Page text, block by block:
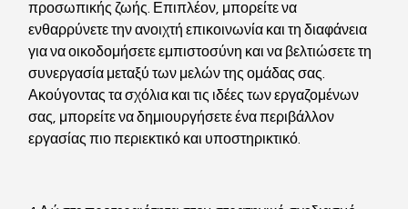
προσωπικής ζωής. Επιπλέον, μπορείτε να
ενθαρρύνετε την ανοιχτή επικοινωνία και τη διαφάνεια
για να οικοδομήσετε εμπιστοσύνη και να βελτιώσετε τη
συνεργασία μεταξύ των μελών της ομάδας σας.
Ακούγοντας τα σχόλια και τις ιδέες των εργαζομένων
σας, μπορείτε να δημιουργήσετε ένα περιβάλλον
εργασίας πιο περιεκτικό και υποστηρικτικό.